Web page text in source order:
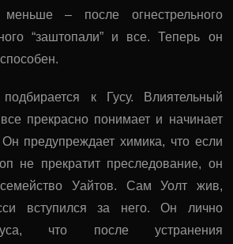
– после огнестрельного
“заштопали” и все. Теперь он
к Гусу. Влиятельный
прекрасно понимает и начинает
Он предупреждает химика, что если
не прекратит преследование, он
семейство Уайтов. Сам Уолт жив,
вступился за него. Он лично
что после устранения